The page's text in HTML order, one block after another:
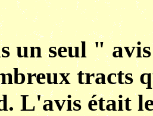
un seul "
tracts
L'avis était